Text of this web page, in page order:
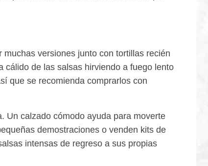
versiones junto con tortillas recién
cálido de las salsas hirviendo a fuego lento
que se recomienda comprarlos con
Un calzado cómodo ayuda para moverte
demostraciones o venden kits de
intensas de regreso a sus propias